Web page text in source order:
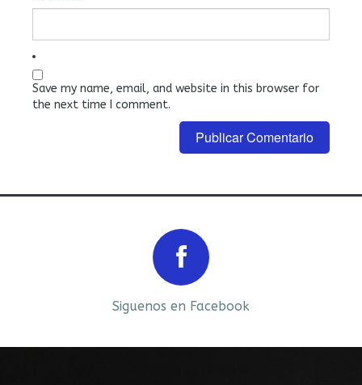
Save my name, email, and website in this browser for
the next time I comment.
Siguenos en Facebook